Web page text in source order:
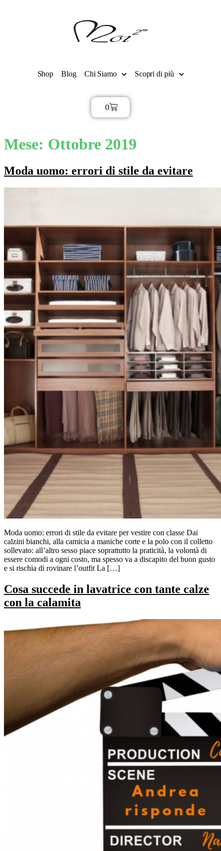
Shop Blog Chi Siamo Scopri di più
0
Mese: Ottobre 2019
Moda uomo: errori di stile da evitare
Moda uomo: errori di stile da evitare per vestire con classe Dai
calzini bianchi, alla camicia a maniche corte e la polo con il colletto
sollevato: all’altro sesso piace soprattutto la praticità, la volontà di
essere comodi a ogni costo, ma spesso va a discapito del buon gusto
e si rischia di rovinare l’outfit La […]
Cosa succede in lavatrice con tante calze
con la calamita